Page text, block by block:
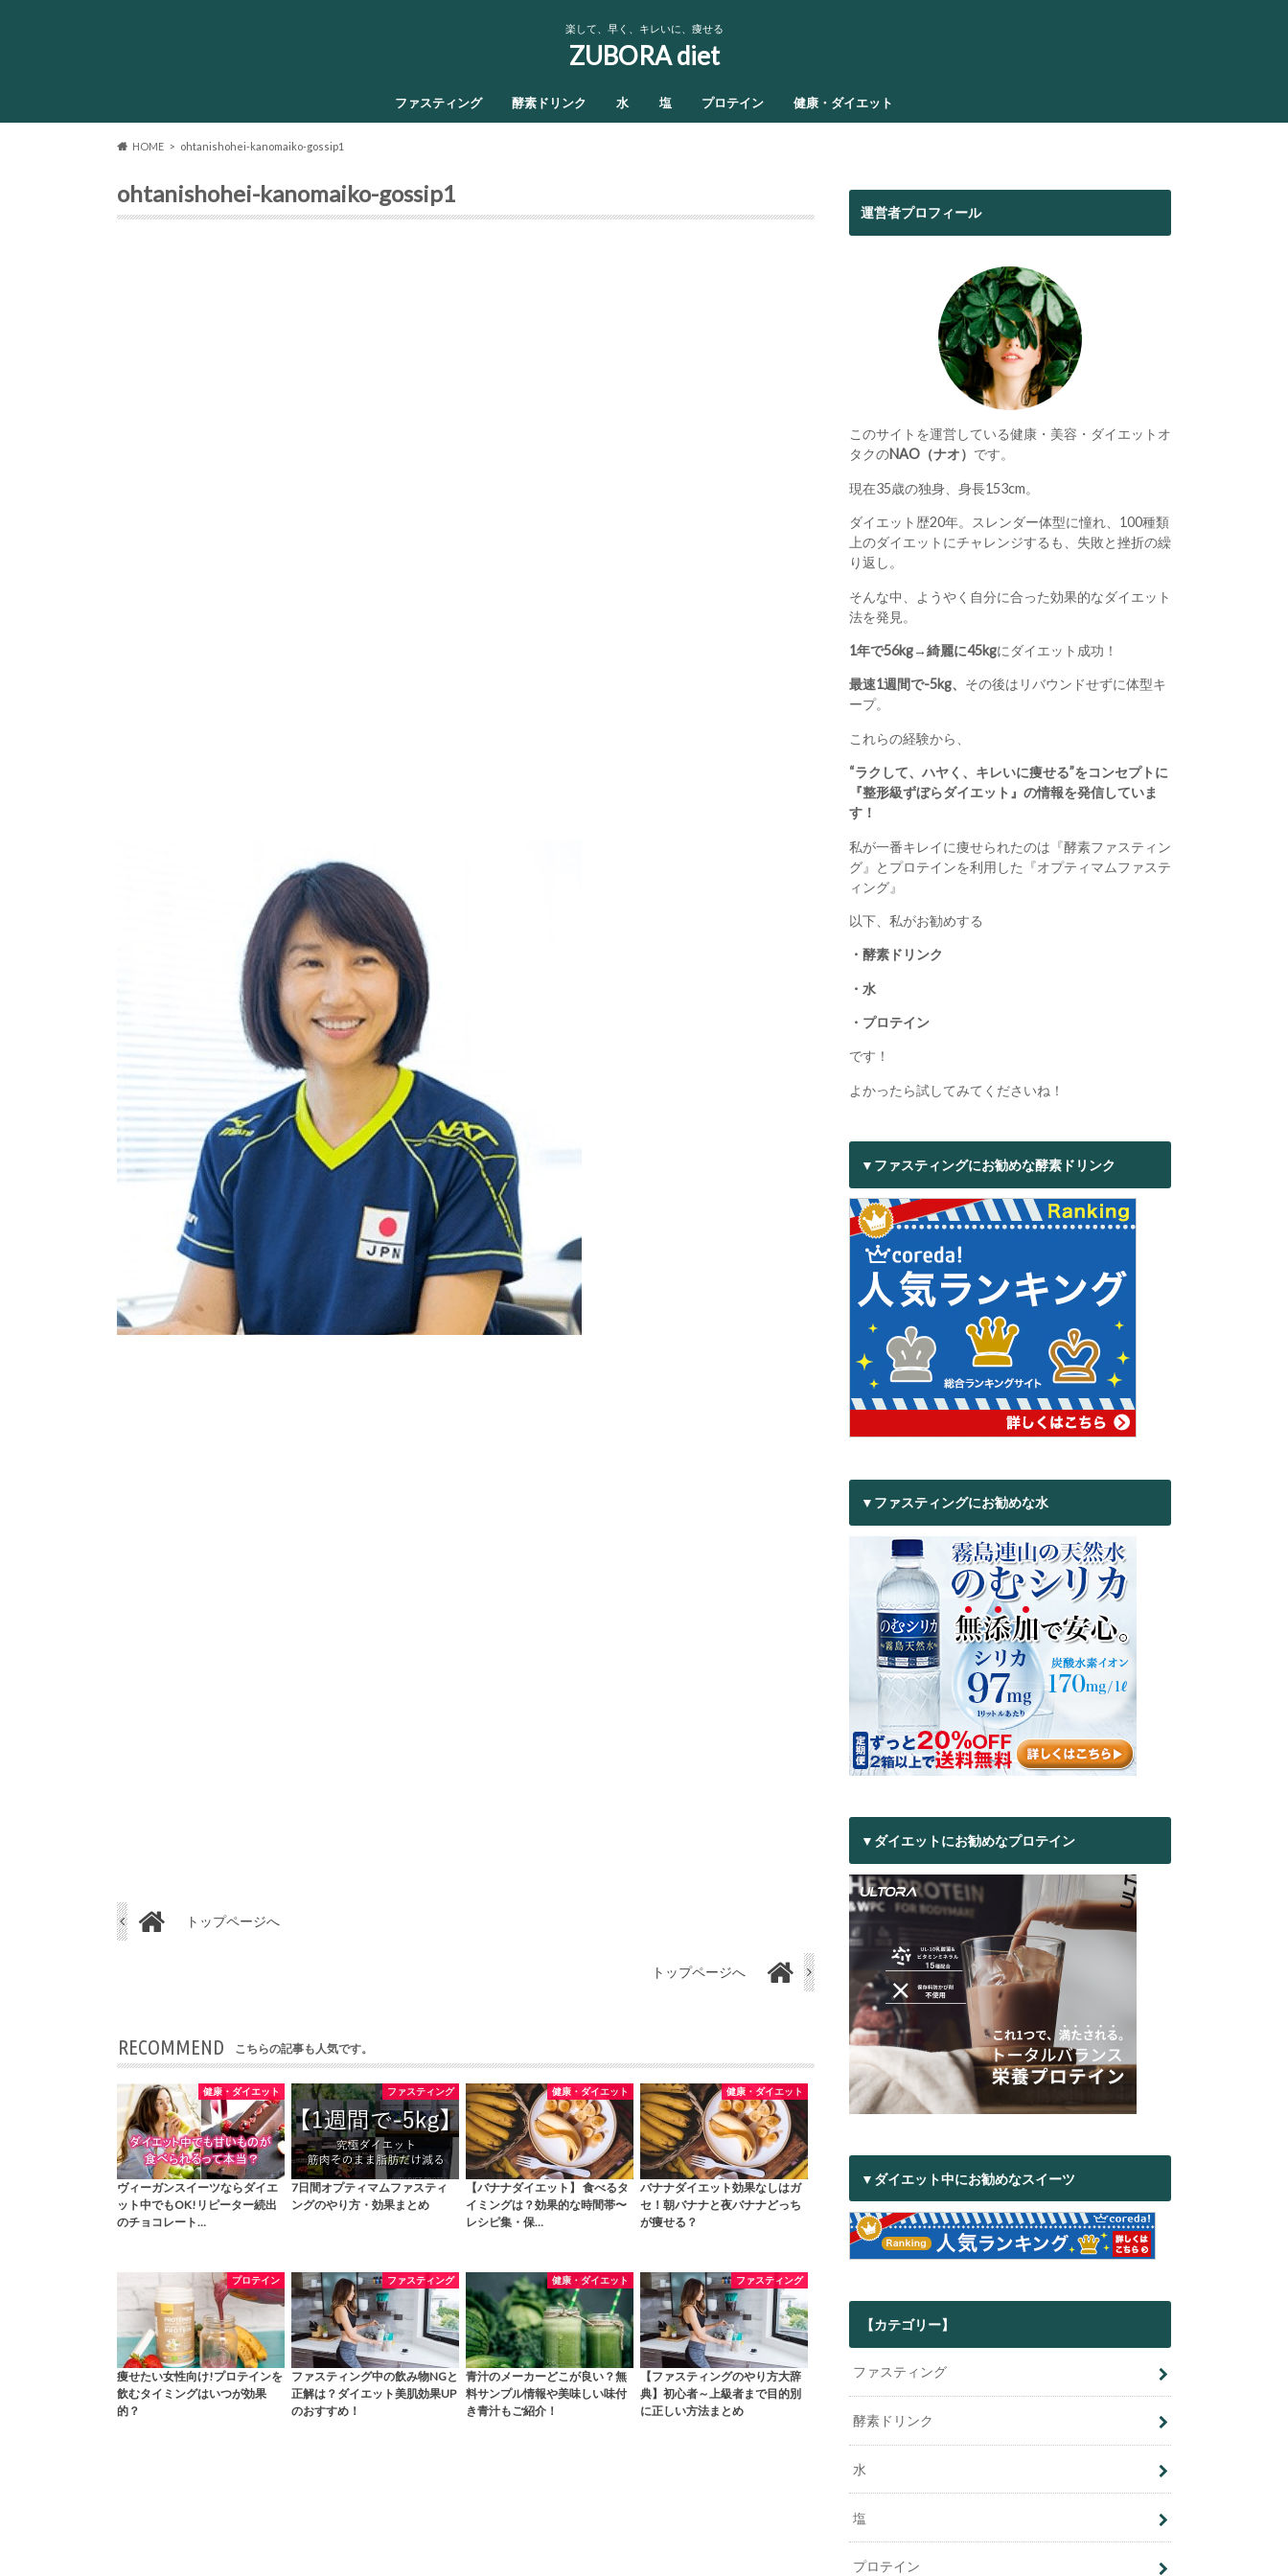
楽して、早く、キレいに、痩せる
ZUBORA diet
ファスティング 酵素ドリンク 水 塩 プロテイン 健康・ダイエット
HOME ohtanishohei-kanomaiko-gossip1
ohtanishohei-kanomaiko-gossip1
トップページへ
トップページへ
RECOMMEND こちらの記事も人気です。
健康・ダイエット
ヴィーガンスイーツならダイエ
ット中でもOK!リピーター続出
のチョコレート…
ファスティング
7日間オプティマムファスティ
ングのやり方・効果まとめ
健康・ダイエット
【バナナダイエット】 食べるタ
イミングは？効果的な時間帯〜
レシピ集・保…
健康・ダイエット
バナナダイエット効果なしはガ
セ！朝バナナと夜バナナどっち
が痩せる？
プロテイン
痩せたい女性向け!プロテインを
飲むタイミングはいつが効果
的？
ファスティング
ファスティング中の飲み物NGと
正解は？ダイエット美肌効果UP
のおすすめ！
健康・ダイエット
青汁のメーカーどこが良い？無
料サンプル情報や美味しい味付
き青汁もご紹介！
ファスティング
【ファスティングのやり方大辞
典】初心者～上級者まで目的別
に正しい方法まとめ
運営者プロフィール
このサイトを運営している健康・美容・ダイエットオ
タクのNAO（ナオ） です。
現在35歳の独身、身長153cm。
ダイエット歴20年。スレンダー体型に憧れ、100種類
上のダイエットにチャレンジするも、失敗と挫折の繰
り返し。
そんな中、ようやく自分に合った効果的なダイエット
法を発見。
1年で56kg→綺麗に45kgにダイエット成功！
最速1週間で-5kg、 その後はリバウンドせずに体型キ
ープ。
これらの経験から、
“ラクして、ハヤく、キレいに痩せる”をコンセプトに
『整形級ずぼらダイエット』の情報を発信していま
す！
私が一番キレイに痩せられたのは『酵素ファスティン
グ』とプロテインを利用した『オプティマムファステ
ィング』
以下、私がお勧めする
・酵素ドリンク
・水
・プロテイン
です！
よかったら試してみてくださいね！
▼ファスティングにお勧めな酵素ドリンク
▼ファスティングにお勧めな水
▼ダイエットにお勧めなプロテイン
▼ダイエット中にお勧めなスイーツ
【カテゴリー】
ファスティング
酵素ドリンク
水
塩
プロテイン